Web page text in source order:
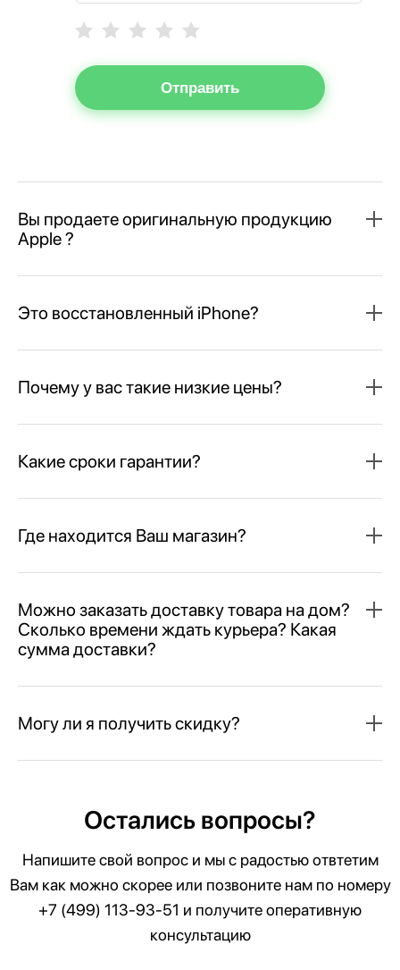
Отправить
Вы продаете оригинальную продукцию
Apple ?
Это восстановленный iPhone?
Почему у вас такие низкие цены?
Какие сроки гарантии?
Где находится Ваш магазин?
Можно заказать доставку товара на дом?
Сколько времени ждать курьера? Какая
сумма доставки?
Могу ли я получить скидку?
Остались вопросы?
Напишите свой вопрос и мы с радостью отвтетим
Вам как можно скорее или позвоните нам по номеру
+7 (499) 113-93-51 и получите оперативную
консультацию